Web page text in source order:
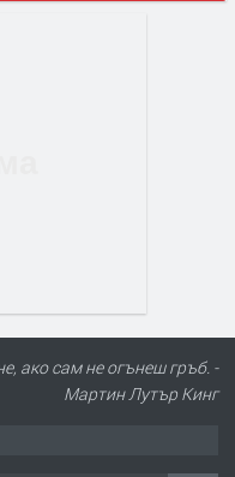
ако сам не огънеш гръб. -
Мартин Лутър Кинг